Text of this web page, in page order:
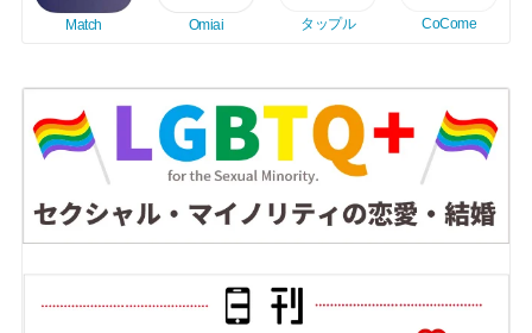
Match Omiai タップル CoCome